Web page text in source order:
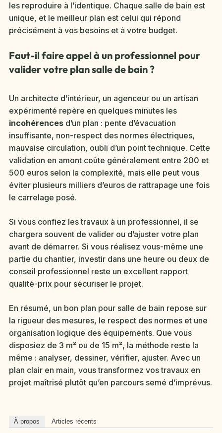
les reproduire à l’identique. Chaque salle de bain est
unique, et le meilleur plan est celui qui répond
précisément à vos besoins et à votre budget.
Faut-il faire appel à un professionnel pour
valider votre plan salle de bain ?
Un architecte d’intérieur, un agenceur ou un artisan
expérimenté repère en quelques minutes les
incohérences d’un plan : pente d’évacuation
insuffisante, non-respect des normes électriques,
mauvaise circulation, oubli d’un point technique. Cette
validation en amont coûte généralement entre 200 et
500 euros selon la complexité, mais elle peut vous
éviter plusieurs milliers d’euros de rattrapage une fois
le carrelage posé.
Si vous confiez les travaux à un professionnel, il se
chargera souvent de valider ou d’ajuster votre plan
avant de démarrer. Si vous réalisez vous-même une
partie du chantier, investir dans une heure ou deux de
conseil professionnel reste un excellent rapport
qualité-prix pour sécuriser le projet.
En résumé, un bon plan pour salle de bain repose sur
la rigueur des mesures, le respect des normes et une
organisation logique des équipements. Que vous
disposiez de 3 m² ou de 15 m², la méthode reste la
même : analyser, dessiner, vérifier, ajuster. Avec un
plan clair en main, vous transformez vos travaux en
projet maîtrisé plutôt qu’en parcours semé d’imprévus.
À propos Articles récents